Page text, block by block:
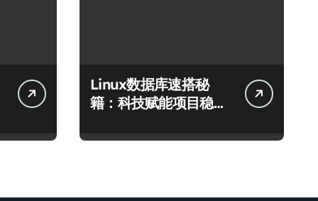
Linux数据库速搭秘
籍：科技赋能项目稳定